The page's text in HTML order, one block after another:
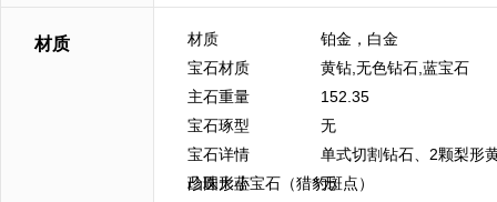
材质 材质
铂金，白金
宝石材质
黄钻,无色钻石,蓝宝石
主石重量
152.35
宝石琢型
无
宝石详情
单式切割钻石、2颗梨形
凸圆形蓝宝石（猎豹斑点）
珍珠大小
无